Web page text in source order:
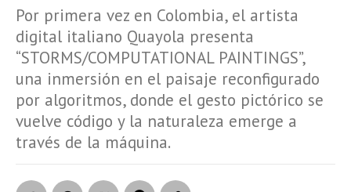
Por primera vez en Colombia, el artista
digital italiano Quayola presenta
“STORMS/COMPUTATIONAL PAINTINGS”,
una inmersión en el paisaje reconfigurado
por algoritmos, donde el gesto pictórico se
vuelve código y la naturaleza emerge a
través de la máquina.